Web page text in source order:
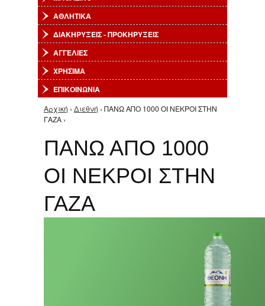
ΑΘΛΗΤΙΚΑ
ΔΙΑΚΗΡΥΞΕΙΣ - ΠΡΟΚΗΡΥΞΕΙΣ
ΑΓΓΕΛΙΕΣ
ΧΡΗΣΙΜΑ
ΕΠΙΚΟΙΝΩΝΙΑ
Είστε εδώ
Αρχική › Διεθνή › ΠΑΝΩ ΑΠΟ 1000 ΟΙ ΝΕΚΡΟΙ ΣΤΗΝ
ΓΑΖΑ ›
ΠΑΝΩ ΑΠΟ 1000
ΟΙ ΝΕΚΡΟΙ ΣΤΗΝ
ΓΑΖΑ